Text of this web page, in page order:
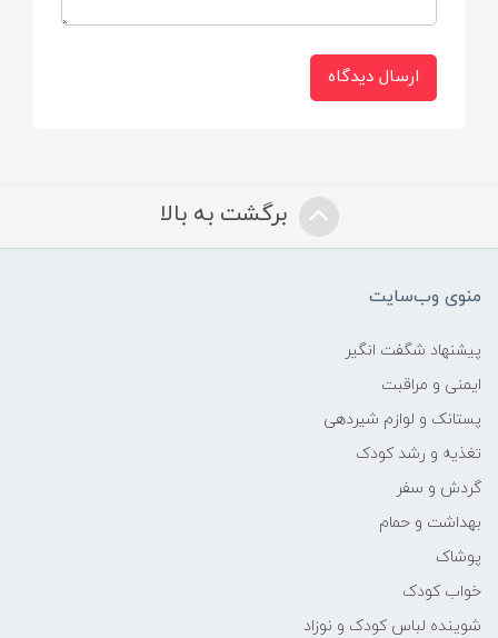
سایز نمایشگر
1.5 kg
ارسال دیدگاه
برگشت به بالا
منوی وب‌سایت
پیشنهاد شگفت انگیر
ایمنی و مراقبت
پستانک و لوازم شیردهی
تغذیه و رشد کودک
گردش و سفر
بهداشت و حمام
پوشاک
خواب کودک
شوینده لباس کودک و نوزاد